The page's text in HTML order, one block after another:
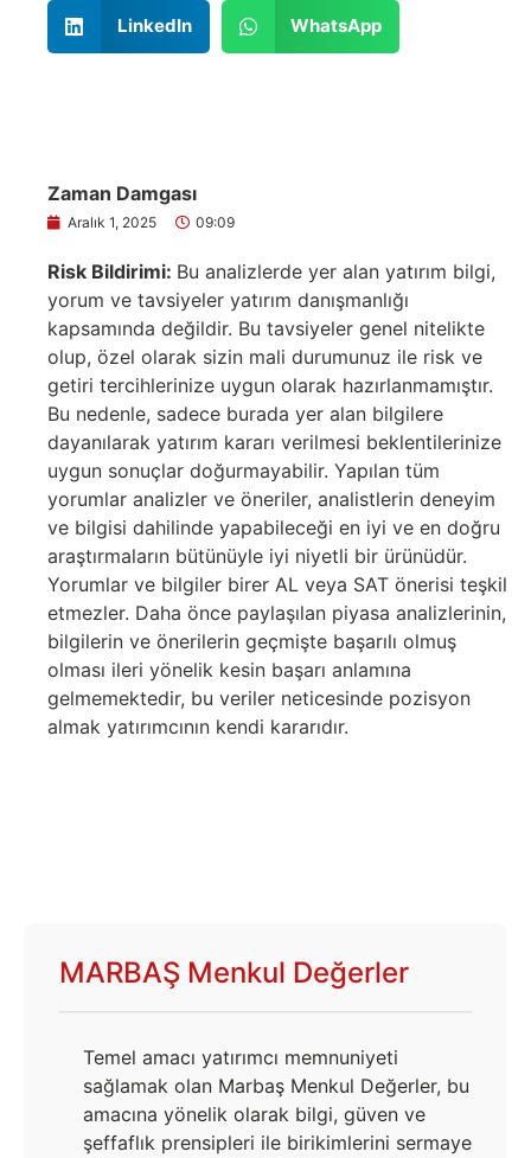
LinkedIn WhatsApp
Zaman Damgası
Aralık 1, 2025 09:09
Risk Bildirimi: Bu analizlerde yer alan yatırım bilgi,
yorum ve tavsiyeler yatırım danışmanlığı
kapsamında değildir. Bu tavsiyeler genel nitelikte
olup, özel olarak sizin mali durumunuz ile risk ve
getiri tercihlerinize uygun olarak hazırlanmamıştır.
Bu nedenle, sadece burada yer alan bilgilere
dayanılarak yatırım kararı verilmesi beklentilerinize
uygun sonuçlar doğurmayabilir. Yapılan tüm
yorumlar analizler ve öneriler, analistlerin deneyim
ve bilgisi dahilinde yapabileceği en iyi ve en doğru
araştırmaların bütünüyle iyi niyetli bir ürünüdür.
Yorumlar ve bilgiler birer AL veya SAT önerisi teşkil
etmezler. Daha önce paylaşılan piyasa analizlerinin,
bilgilerin ve önerilerin geçmişte başarılı olmuş
olması ileri yönelik kesin başarı anlamına
gelmemektedir, bu veriler neticesinde pozisyon
almak yatırımcının kendi kararıdır.
MARBAŞ Menkul Değerler
Temel amacı yatırımcı memnuniyeti
sağlamak olan Marbaş Menkul Değerler, bu
amacına yönelik olarak bilgi, güven ve
şeffaflık prensipleri ile birikimlerini sermaye